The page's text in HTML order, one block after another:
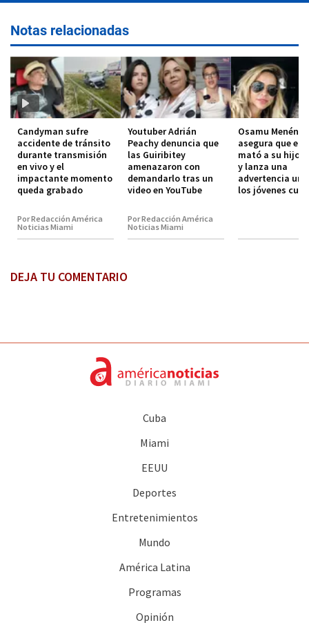
Notas relacionadas
Candyman sufre
accidente de tránsito
durante transmisión
en vivo y el
impactante momento
queda grabado
Por Redacción América
Noticias Miami
Youtuber Adrián
Peachy denuncia que
las Guiribitey
amenazaron con
demandarlo tras un
video en YouTube
Por Redacción América
Noticias Miami
Osamu
asegura que el
mató a su hijo
y lanza una
advertencia
los jóvenes
DEJA TU COMENTARIO
Cuba
Miami
EEUU
Deportes
Entretenimientos
Mundo
América Latina
Programas
Opinión